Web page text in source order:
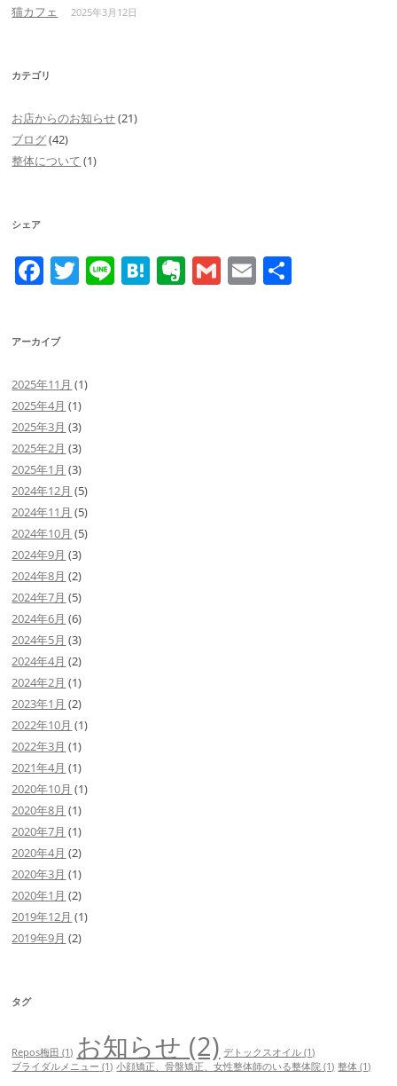
猫カフェ 2025年3月12日
カテゴリ
お店からのお知らせ(21)
ブログ(42)
整体について (1)
シェア
F
c
e
b
o
o
k
T Li H E G E
アーカイブ
2025年11月 (1)
2025年4月 (1)
2025年3月 (3)
2025年2月 (3)
2025年1月 (3)
2024年12月 (5)
2024年11月 (5)
2024年10月 (5)
2024年9月 (3)
2024年8月 (2)
2024年7月 (5)
2024年6月 (6)
2024年5月 (3)
2024年4月 (2)
2024年2月 (1)
2023年1月 (2)
2022年10月 (1)
2022年3月 (1)
2021年4月 (1)
2020年10月 (1)
2020年8月 (1)
2020年7月 (1)
2020年4月 (2)
2020年3月 (1)
2020年1月 (2)
2019年12月 (1)
2019年9月 (2)
タグ
Repos梅田 (1) お知らせ (2) デトックスオイル (1)
ブライダルメニュー (1) 小顔矯正、骨盤矯正、女性整体師のいる整体院 (1) 整体 (1)